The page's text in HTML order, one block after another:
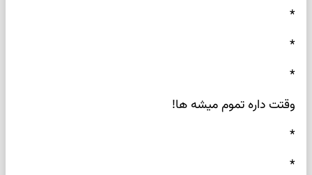
*
*
*
وقتت داره تموم میشه ها!
*
*